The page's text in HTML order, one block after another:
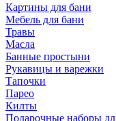
Картины для бани
Мебель для бани
Травы
Масла
Банные простыни
Рукавицы и варежки
Тапочки
Парео
Килты
Подарочные наборы